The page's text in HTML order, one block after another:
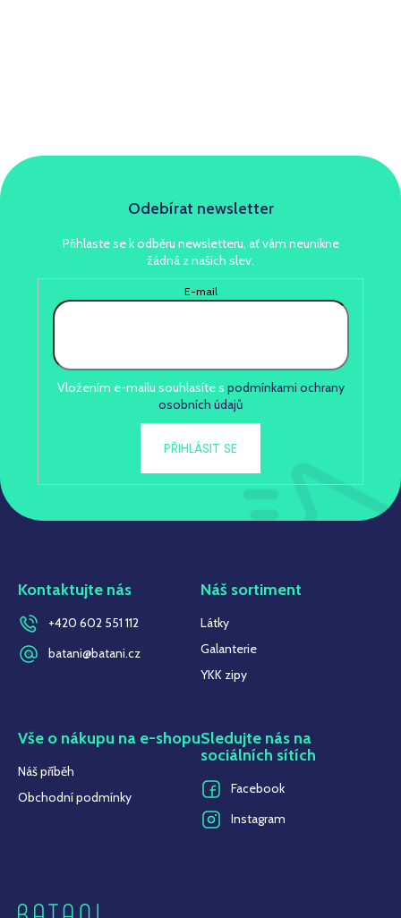
Odebírat newsletter
Přihlaste se k odběru newsletteru, ať vám neunikne
žádná z našich slev.
E-mail
Vložením e-mailu souhlasíte s podmínkami ochrany
osobních údajů
PŘIHLÁSIT SE
Kontaktujte nás
+420 602 551 112
batani@batani.cz
Náš sortiment
Látky
Galanterie
YKK zipy
Vše o nákupu na e-shopu
Náš příběh
Obchodní podmínky
Sledujte nás na
sociálních sítích
Facebook
Instagram